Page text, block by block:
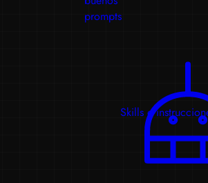
prompts
Skills e